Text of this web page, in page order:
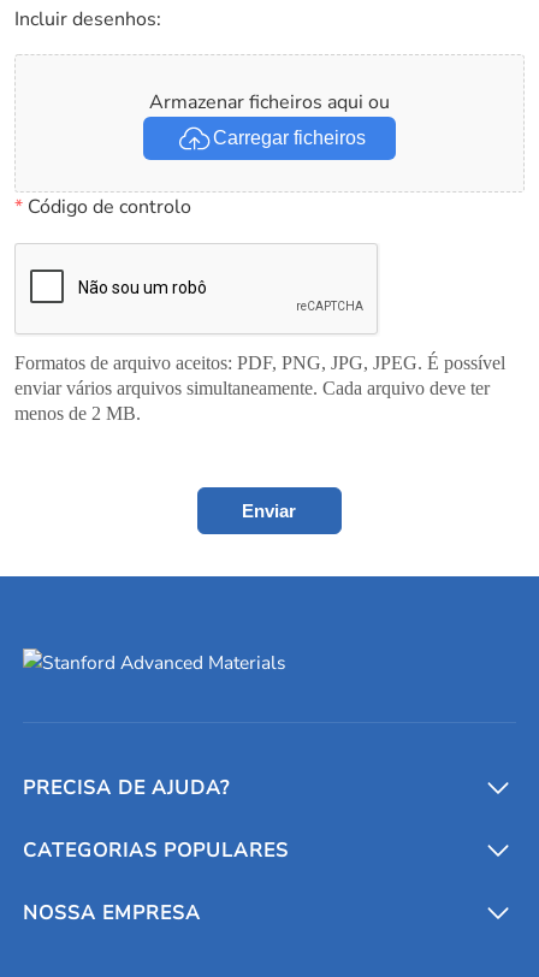
Incluir desenhos:
Armazenar ficheiros aqui ou
Carregar ficheiros
*Código de controlo
Formatos de arquivo aceitos: PDF, PNG, JPG, JPEG. É possível
enviar vários arquivos simultaneamente. Cada arquivo deve ter
menos de 2 MB.
Enviar
PRECISA DE AJUDA?
Conversores e calculadoras
Entre em contato conosco
CATEGORIAS POPULARES
Metais refratários
NOSSA EMPRESA